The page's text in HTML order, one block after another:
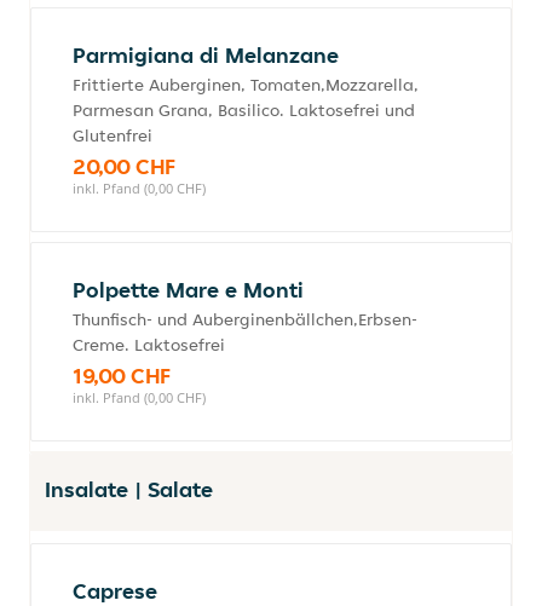
Parmigiana di Melanzane
Frittierte Auberginen, Tomaten,Mozzarella,
Parmesan Grana, Basilico. Laktosefrei und
Glutenfrei
20,00 CHF
inkl. Pfand (0,00 CHF)
Polpette Mare e Monti
Thunfisch- und Auberginenbällchen,Erbsen-
Creme. Laktosefrei
19,00 CHF
inkl. Pfand (0,00 CHF)
Insalate | Salate
Caprese